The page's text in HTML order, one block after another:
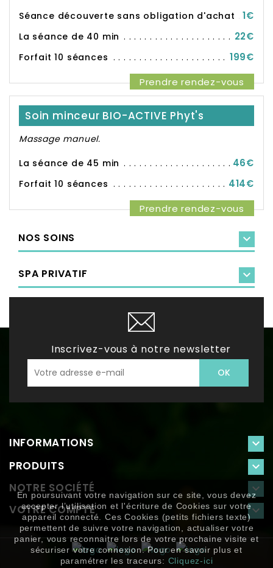
Séance découverte sans obligation d'achat
1€
La séance de 40 min 22€
Forfait 10 séances
199€
Prendre rendez-vous
Soin minceur BIO-ACTIVE Phyt's
Massage manuel.
La séance de 45 min
46€
Forfait 10 séances
414€
Prendre rendez-vous
NOS SOINS 
SPA PRIVATIF 
Inscrivez-vous à notre newsletter
INFORMATIONS

PRODUITS

NOTRE SOCIÉTÉ

VOTRE COMPTE

En poursuivant votre navigation sur ce site, vous devez
accepter l’utilisation et l'écriture de Cookies sur votre
appareil connecté. Ces Cookies (petits fichiers texte)
permettent de suivre votre navigation, actualiser votre
panier, vous reconnaitre lors de votre prochaine visite et
sécuriser votre connexion. Pour en savoir plus et
paramétrer les traceurs: Cliquez-ici